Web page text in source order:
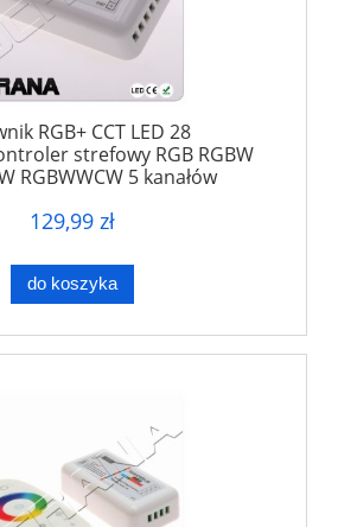
RGB+ CCT LED 28
strefowy RGB RGBW
RGBWWCW 5 kanałów
129,99 zł
do koszyka